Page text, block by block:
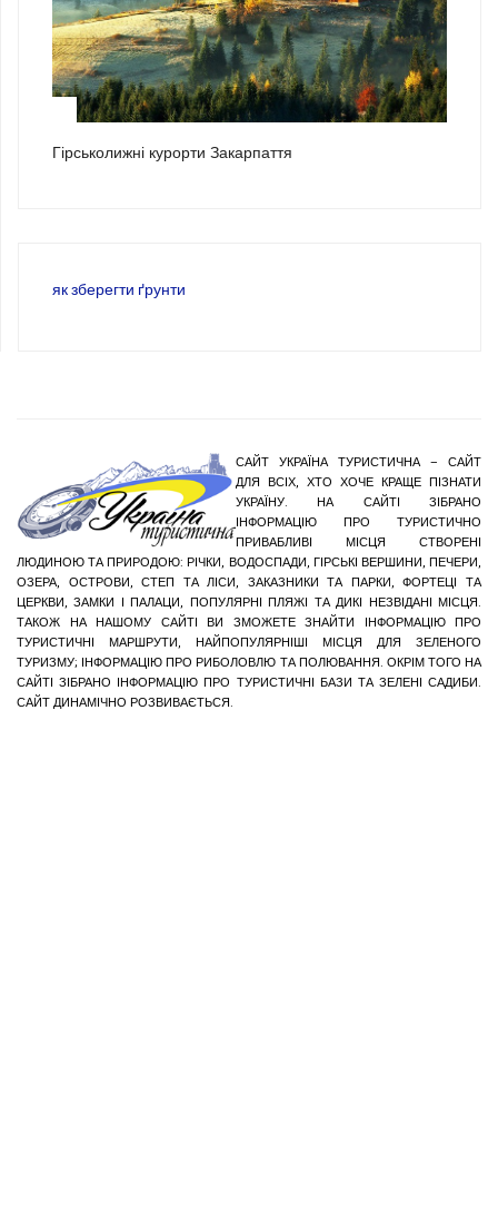
Гірськолижні курорти Закарпаття
як зберегти ґрунти
САЙТ УКРАЇНА ТУРИСТИЧНА – САЙТ
ДЛЯ ВСІХ, ХТО ХОЧЕ КРАЩЕ ПІЗНАТИ
УКРАЇНУ. НА САЙТІ ЗІБРАНО
ІНФОРМАЦІЮ ПРО ТУРИСТИЧНО
ПРИВАБЛИВІ МІСЦЯ СТВОРЕНІ
ЛЮДИНОЮ ТА ПРИРОДОЮ: РІЧКИ, ВОДОСПАДИ, ГІРСЬКІ ВЕРШИНИ, ПЕЧЕРИ,
ОЗЕРА, ОСТРОВИ, СТЕП ТА ЛІСИ, ЗАКАЗНИКИ ТА ПАРКИ, ФОРТЕЦІ ТА
ЦЕРКВИ, ЗАМКИ І ПАЛАЦИ, ПОПУЛЯРНІ ПЛЯЖІ ТА ДИКІ НЕЗВІДАНІ МІСЦЯ.
ТАКОЖ НА НАШОМУ САЙТІ ВИ ЗМОЖЕТЕ ЗНАЙТИ ІНФОРМАЦІЮ ПРО
ТУРИСТИЧНІ МАРШРУТИ, НАЙПОПУЛЯРНІШІ МІСЦЯ ДЛЯ ЗЕЛЕНОГО
ТУРИЗМУ; ІНФОРМАЦІЮ ПРО РИБОЛОВЛЮ ТА ПОЛЮВАННЯ. ОКРІМ ТОГО НА
САЙТІ ЗІБРАНО ІНФОРМАЦІЮ ПРО ТУРИСТИЧНІ БАЗИ ТА ЗЕЛЕНІ САДИБИ.
САЙТ ДИНАМІЧНО РОЗВИВАЄТЬСЯ.